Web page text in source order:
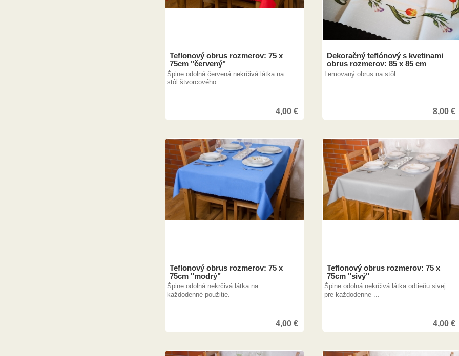
Teflonový obrus rozmerov: 75 x
75cm "červený"
Špine odolná červená nekrčivá látka na
stôl štvorcového ...
4,00€
Dekoračný teflónový s kvetinami
obrus rozmerov: 85 x 85 cm
Lemovaný obrus na stôl
8,00€
Teflonový obrus rozmerov: 75 x
75cm "modrý"
Špine odolná nekrčivá látka na
každodenné použitie.
4,00€
Teflonový obrus rozmerov: 75 x
75cm "sivý"
Špine odolná nekrčivá látka odtieňu sivej
pre každodenne ...
4,00€